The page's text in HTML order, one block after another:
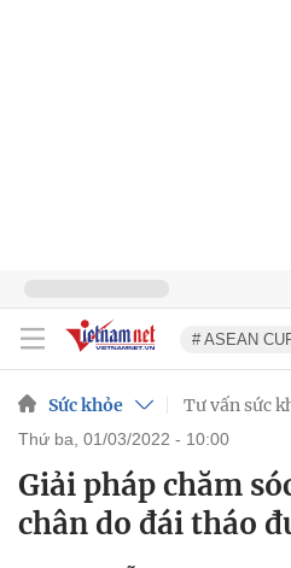
# ASEAN
Sức khỏe Tư vấn sức
thứ ba, 01/03/2022 - 10:00
Giải pháp chăm
chân do đái tháo